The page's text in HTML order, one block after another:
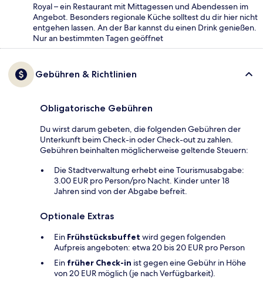
Royal – ein Restaurant mit Mittagessen und Abendessen im
Angebot. Besonders regionale Küche solltest du dir hier nicht
entgehen lassen. An der Bar kannst du einen Drink genießen.
Nur an bestimmten Tagen geöffnet
Gebühren & Richtlinien
Obligatorische Gebühren
Du wirst darum gebeten, die folgenden Gebühren der
Unterkunft beim Check-in oder Check-out zu zahlen.
Gebühren beinhalten möglicherweise geltende Steuern:
Die Stadtverwaltung erhebt eine Tourismusabgabe:
3.00 EUR pro Person/pro Nacht. Kinder unter 18
Jahren sind von der Abgabe befreit.
Optionale Extras
Ein Frühstücksbuffet wird gegen folgenden
Aufpreis angeboten: etwa 20 bis 20 EUR pro Person
Ein früher Check-in ist gegen eine Gebühr in Höhe
von 20 EUR möglich (je nach Verfügbarkeit).